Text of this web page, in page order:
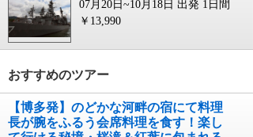
07月20日~10月18日 出発 1日間
￥13,990
おすすめのツアー
【博多発】のどかな河畔の宿にて料理
長が腕をふるう会席料理を食す！楽し